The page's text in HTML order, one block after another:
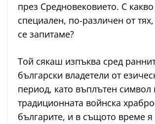
през Средновековието. С
специален, по-различен от
се запитаме?
Той сякаш изпъква сред
български владетели от
период, като въплътен символ
традиционната войнска
българите, и в същото време я